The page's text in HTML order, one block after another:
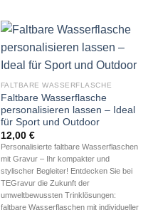
FALTBARE WASSERFLASCHE
Faltbare Wasserflasche
personalisieren lassen – Ideal
für Sport und Outdoor
12,00 €
Personalisierte faltbare Wasserflaschen
mit Gravur – Ihr kompakter und
stylischer Begleiter! Entdecken Sie bei
TEGravur die Zukunft der
umweltbewussten Trinklösungen:
faltbare Wasserflaschen mit individueller